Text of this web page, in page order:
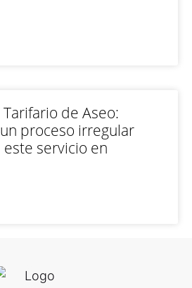
de Aseo:
proceso irregular
servicio en